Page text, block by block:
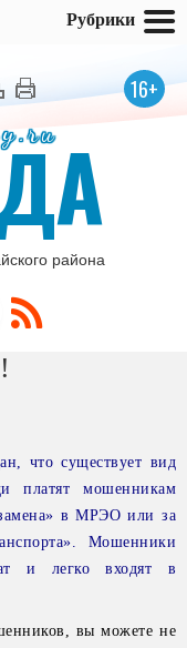
16+
района
что существует вид
платят мошенникам
в МРЭО или за
Мошенники
и легко входят в
вы можете не
Рубрики